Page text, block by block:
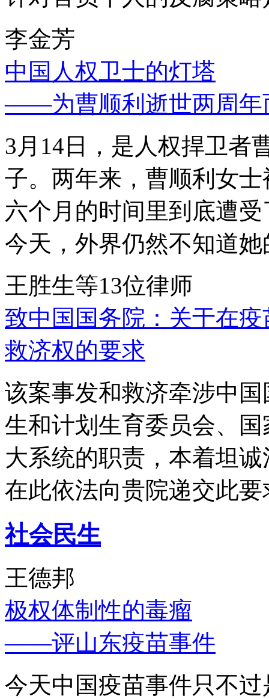
李金芳
中国人权卫士的灯塔
——为曹顺利逝世两周年
3月14日，是人权捍卫者
子。两年来，曹顺利女
六个月的时间里到底遭
今天，外界仍然不知道
王胜生等13位律师
致中国国务院：关于在
救济权的要求
该案事发和救济牵涉中
生和计划生育委员会、
大系统的职责，本着坦
在此依法向贵院递交此要
社会民生
王德邦
极权体制性的毒瘤
——评山东疫苗事件
今天中国疫苗事件只不